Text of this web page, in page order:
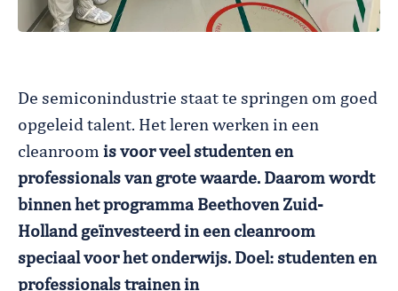
De semiconindustrie staat te springen om goed
opgeleid talent. Het leren werken in een
cleanroom is voor veel studenten en
professionals van grote waarde. Daarom wordt
binnen het programma Beethoven Zuid-
Holland geïnvesteerd in een cleanroom
speciaal voor het onderwijs. Doel: studenten en
professionals trainen in